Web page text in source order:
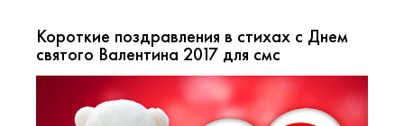
Короткие поздравления в стихах с Днем
святого Валентина 2017 для смс